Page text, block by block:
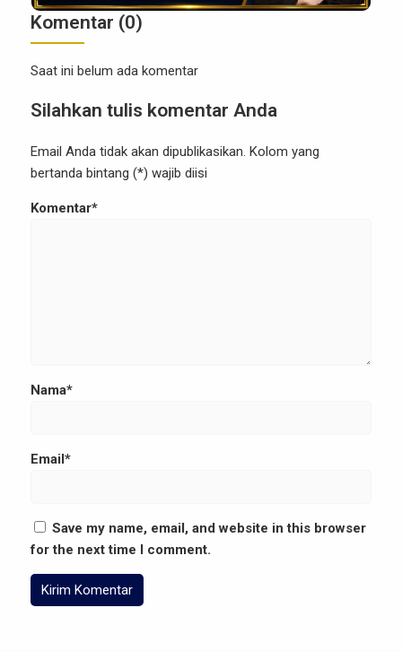
Komentar (0)
Saat ini belum ada komentar
Silahkan tulis komentar Anda
Email Anda tidak akan dipublikasikan. Kolom yang
bertanda bintang (*) wajib diisi
Komentar*
Nama*
Email*
Save my name, email, and website in this browser
for the next time I comment.